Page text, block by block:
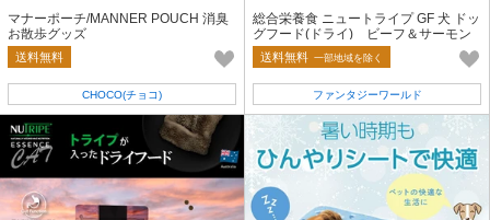
マナーポーチ/MANNER POUCH 消臭
お散歩グッズ
送料無料
CHOCO(チョコ)
総合栄養食 ニュートライプ GF 犬 ドッ
グフード(ドライ) ビーフ＆サーモン
＆グリーントライプ
送料無料 一部地域を除く
ファンタジーワールド